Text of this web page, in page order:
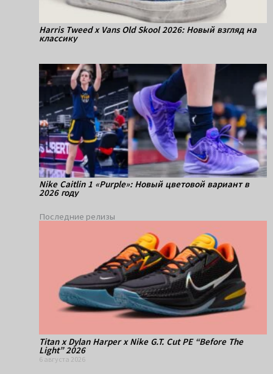
Harris Tweed x Vans Old Skool 2026: Новый взгляд на
классику
Nike Caitlin 1 «Purple»: Новый цветовой вариант в
2026 году
Последние релизы
Titan x Dylan Harper x Nike G.T. Cut PE “Before The
Light” 2026
6 августа 2026